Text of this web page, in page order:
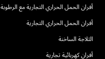
أفران الحمل الحراري التجارية مع الرطوبة
أفران الحمل الحراري التجارية
الثلاجة الساخنة
أفران كهربائية تجارية